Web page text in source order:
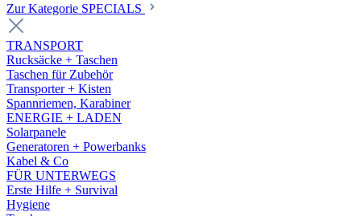
Zur Kategorie SPECIALS
TRANSPORT
Rucksäcke + Taschen
Taschen für Zubehör
Transporter + Kisten
Spannriemen, Karabiner
ENERGIE + LADEN
Solarpanele
Generatoren + Powerbanks
Kabel & Co
FÜR UNTERWEGS
Erste Hilfe + Survival
Hygiene